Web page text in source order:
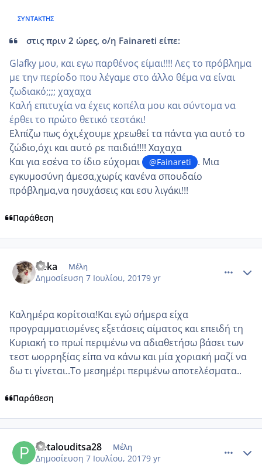
ΣΥΝΤΆΚΤΗΣ
στις πριν 2 ώρες, ο/η Fainareti είπε:
Glafky μου, και εγω παρθένος είμαι!!!! Λες το πρόβλημα
με την περίοδο που λέγαμε στο άλλο θέμα να είναι
ζωδιακό;;;; χαχαχα
Καλή επιτυχία να έχεις κοπέλα μου και σύντομα να
έρθει το πρώτο θετικό τεστάκι!
Ελπίζω πως όχι,έχουμε χρεωθεί τα πάντα για αυτό το
ζώδιο,όχι και αυτό ρε παιδιά!!!! Χαχαχα
Και για εσένα το ίδιο εύχομαι
@Fainareti
. Μια
εγκυμοσύνη άμεσα,χωρίς κανένα σπουδαίο
πρόβλημα,να ησυχάσεις και εσυ λιγάκι!!!
Παράθεση
deka Μέλη
Δημοσίευση 7 Ιουλίου, 20179 yr
Καλημέρα κορίτσια!Και εγώ σήμερα είχα
προγραμματισμένες εξετάσεις αίματος και επειδή τη
Κυριακή το πρωί περιμένω να αδιαθετήσω βάσει των
τεστ ωορρηξίας είπα να κάνω και μία χοριακή μαζί να
δω τι γίνεται..Το μεσημέρι περιμένω αποτελέσματα..
Παράθεση
Petalouditsa28 Μέλη
Δημοσίευση 7 Ιουλίου, 20179 yr